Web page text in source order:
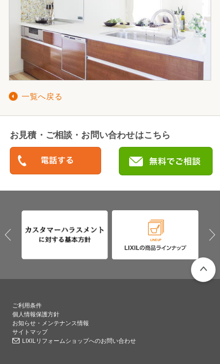
一覧へ戻る
お見積・ご相談・お問い合わせはこちら
ご利用条件
個人情報保護方針
お知らせ・メンテナンス情報
サイトマップ
LIXILリフォームショップへのお問い合わせ